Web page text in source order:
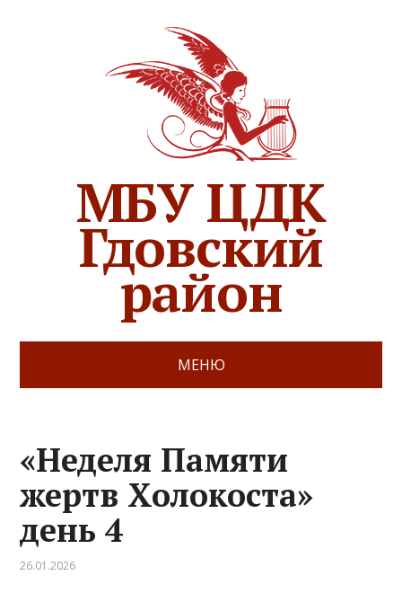
МБУ ЦДК
Гдовский
район
МЕНЮ
«Неделя Памяти
жертв Холокоста»
день 4
26.01.2026